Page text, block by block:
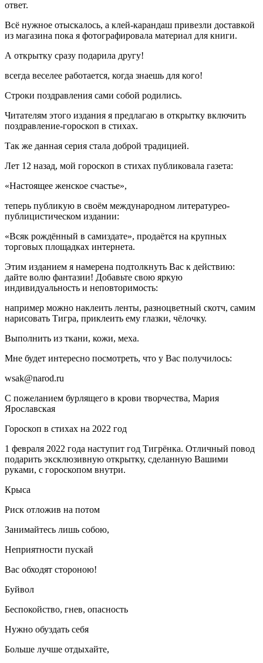
ответ.
Всё нужное отыскалось, а клей-карандаш привезли доставкой
из магазина пока я фотографировала материал для книги.
А открытку сразу подарила другу!
всегда веселее работается, когда знаешь для кого!
Строки поздравления сами собой родились.
Читателям этого издания я предлагаю в открытку включить
поздравление-гороскоп в стихах.
Так же данная серия стала доброй традицией.
Лет 12 назад, мой гороскоп в стихах публиковала газета:
«Настоящее женское счастье»,
теперь публикую в своём международном литературео-
публицистическом издании:
«Всяк рождённый в самиздате», продаётся на крупных
торговых площадках интернета.
Этим изданием я намерена подтолкнуть Вас к действию:
дайте волю фантазии! Добавьте свою яркую
индивидуальность и неповторимость:
например можно наклеить ленты, разноцветный скотч, самим
нарисовать Тигра, приклеить ему глазки, чёлочку.
Выполнить из ткани, кожи, меха.
Мне будет интересно посмотреть, что у Вас получилось:
wsak@narod.ru
С пожеланием бурлящего в крови творчества, Мария
Ярославская
Гороскоп в стихах на 2022 год
1 февраля 2022 года наступит год Тигрёнка. Отличный повод
подарить эксклюзивную открытку, сделанную Вашими
руками, с гороскопом внутри.
Крыса
Риск отложив на потом
Занимайтесь лишь собою,
Неприятности пускай
Вас обходят стороною!
Буйвол
Беспокойство, гнев, опасность
Нужно обуздать себя
Больше лучше отдыхайте,